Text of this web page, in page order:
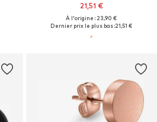
21,51 €
À l'origine : 23,90 €
Dernier prix le plus bas :21,51 €